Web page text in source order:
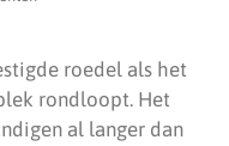
roedel als het
rondloopt. Het
al langer dan